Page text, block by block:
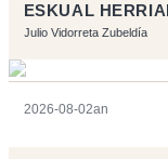
ESKUAL
Julio Vidorreta Zubeldía
2026-08-02an